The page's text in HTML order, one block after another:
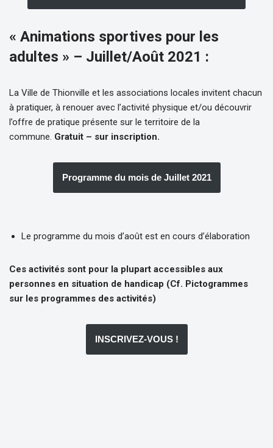
« Animations sportives pour les
adultes » – Juillet/Août 2021 :
La Ville de Thionville et les associations locales invitent chacun
à pratiquer, à renouer avec l’activité physique et/ou découvrir
l’offre de pratique présente sur le territoire de la
commune. Gratuit – sur inscription.
Programme du mois de Juillet 2021
Le programme du mois d’août est en cours d’élaboration
Ces activités sont pour la plupart accessibles aux
personnes en situation de handicap (Cf. Pictogrammes
sur les programmes des activités)
INSCRIVEZ-VOUS !